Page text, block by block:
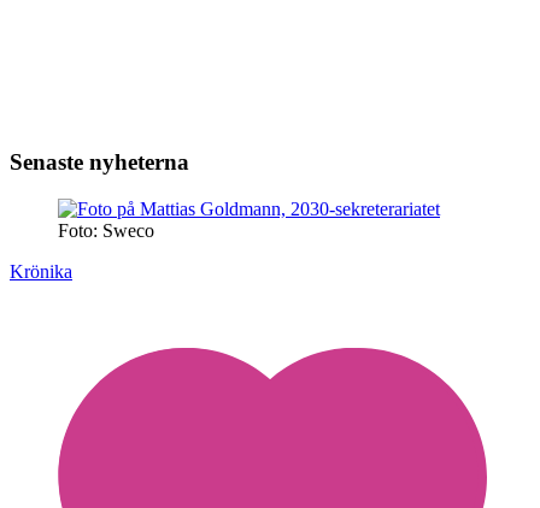
Senaste nyheterna
Foto: Sweco
Krönika